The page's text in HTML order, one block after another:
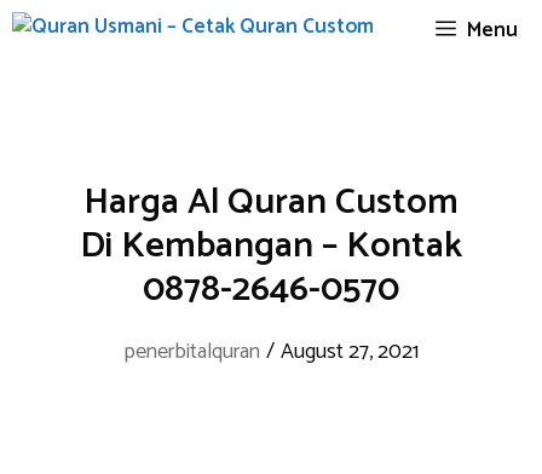
Skip
Menu
Harga Al Quran Custom
Di Kembangan – Kontak
0878-2646-0570
penerbitalquran /August 27, 2021